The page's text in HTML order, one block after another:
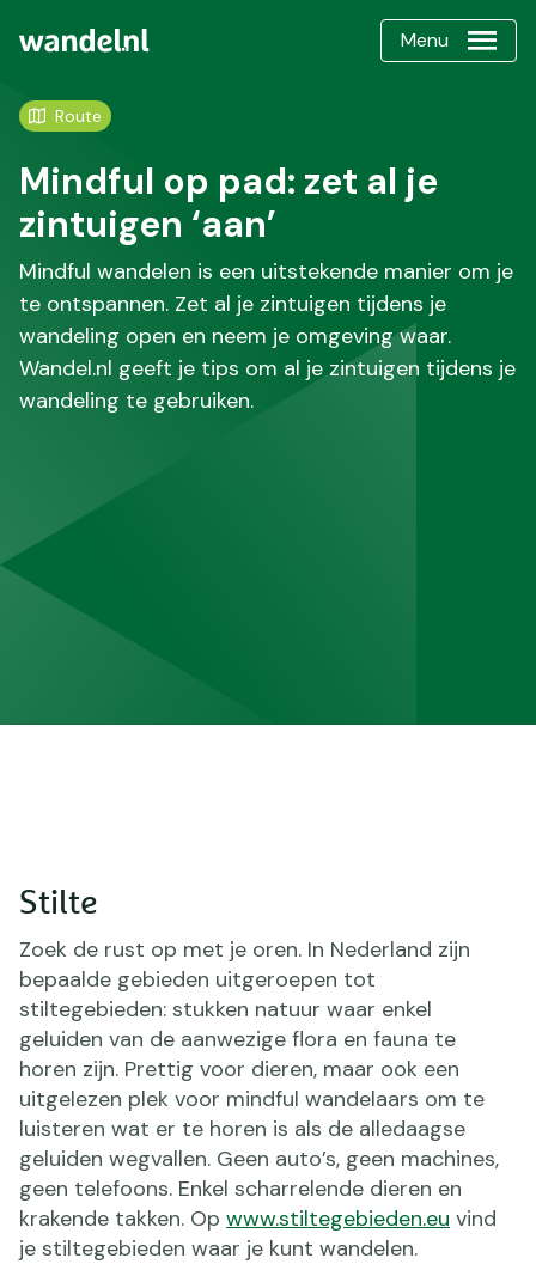
Menu
Route
Mindful op pad: zet al je
zintuigen ‘aan’
Mindful wandelen is een uitstekende manier om je
te ontspannen. Zet al je zintuigen tijdens je
wandeling open en neem je omgeving waar.
Wandel.nl geeft je tips om al je zintuigen tijdens je
wandeling te gebruiken.
Stilte
Zoek de rust op met je oren. In Nederland zijn
bepaalde gebieden uitgeroepen tot
stiltegebieden: stukken natuur waar enkel
geluiden van de aanwezige flora en fauna te
horen zijn. Prettig voor dieren, maar ook een
uitgelezen plek voor mindful wandelaars om te
luisteren wat er te horen is als de alledaagse
geluiden wegvallen. Geen auto’s, geen machines,
geen telefoons. Enkel scharrelende dieren en
krakende takken. Op www.stiltegebieden.eu vind
je stiltegebieden waar je kunt wandelen.